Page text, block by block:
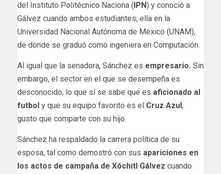
del Instituto Politécnico Naciona ( IPN) y conoció a
Gálvez cuando ambos estudiantes, ella en la
Universidad Nacional Autónoma de México (UNAM),
de donde se graduó como ingeniera en Computación.
Al igual que la senadora, Sánchez es empresario. Sin
embargo, el sector en el que se desempeña es
desconocido; lo que sí se sabe que es aficionado al
futbol y que su equipo favorito es el Cruz Azul ,
gusto que comparte con su hijo.
Sánchez ha respaldado la carrera política de su
esposa, tal como demostró con sus apariciones en
los actos de campaña de Xóchitl Gálvez cuando